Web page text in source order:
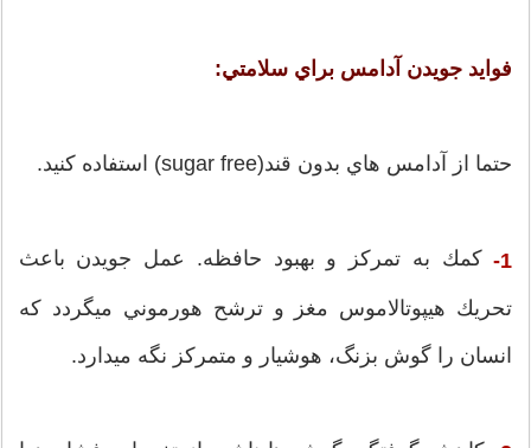
فوايد جويدن آدامس براي سلامتي:
حتما از آدامس هاي بدون قند(sugar free) استفاده كنيد.
1- كمك به تمركز و بهبود حافظه. عمل جويدن باعث
تحريك هيپوتالاموس مغز و ترشح هورموني ميگردد كه
انسان را گوش بزنگ، هوشيار و متمركز نگه ميدارد.